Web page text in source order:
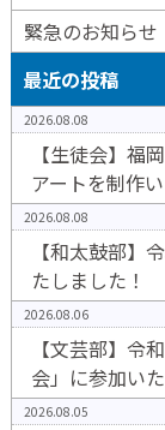
緊急のお知らせ
最近の投稿
2026.08.08
【生徒会】福
アートを制作
2026.08.08
【和太鼓部】
たしました！
2026.08.06
【文芸部】令
会」に参加い
2026.08.05